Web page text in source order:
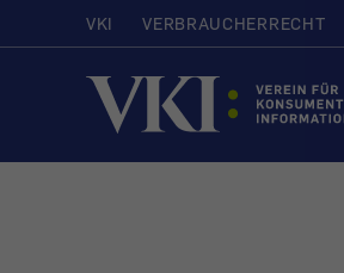
VKI VERBRAUCHERRECHT
Startseite